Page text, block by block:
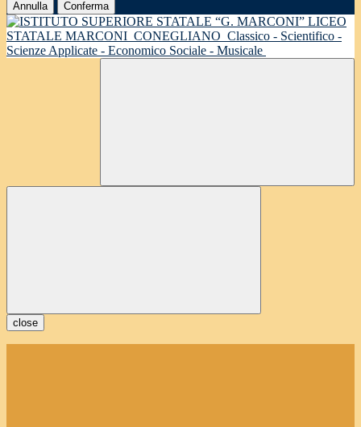
Annulla Conferma
LICEO
STATALE MARCONI CONEGLIANO Classico - Scientifico -
Scienze Applicate - Economico Sociale - Musicale
close